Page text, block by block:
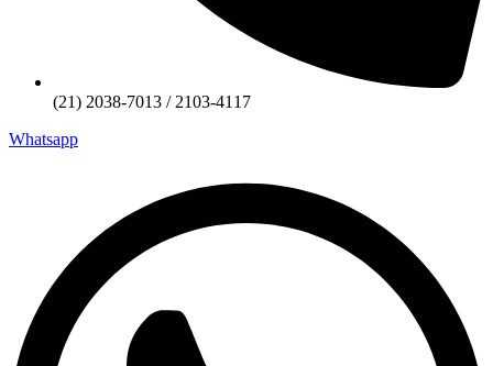
(21) 2038-7013 / 2103-4117
Whatsapp